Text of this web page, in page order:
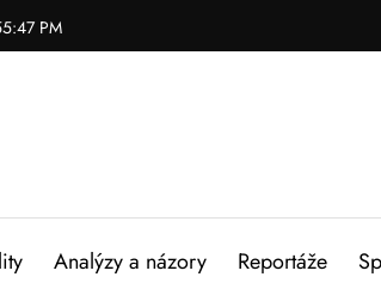
PM
Analýzy a názory Reportáže